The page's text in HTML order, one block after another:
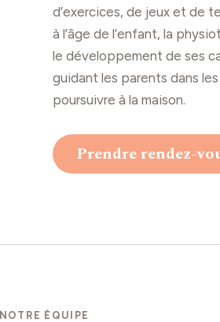
d’exercices, de jeux et de
à l’âge de l’enfant, la
le développement de ses
guidant les parents dans
poursuivre à la maison.
Prendre rendez-
NOTRE ÉQUIPE